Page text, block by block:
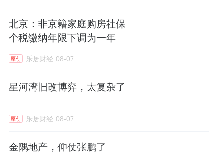
北京：非京籍家庭购房社保
个税缴纳年限下调为一年
原创 乐居财经 08-07
星河湾旧改博弈，太复杂了
原创 乐居财经 08-07
金隅地产，仰仗张鹏了